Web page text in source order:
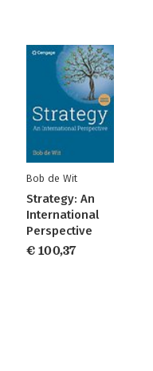
Bob de Wit
Strategy: An
International
Perspective
€ 100,37